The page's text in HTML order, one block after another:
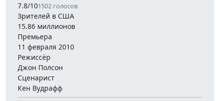
7.8/101502 голосов
Зрителей в США
15.86 миллионов
Премьера
11 февраля 2010
Режиссёр
Джон Полсон
Сценарист
Кен Вудрафф